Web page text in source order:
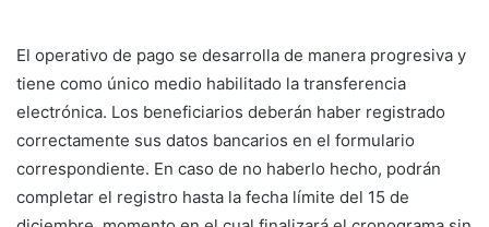
El operativo de pago se desarrolla de manera progresiva y
tiene como único medio habilitado la transferencia
electrónica. Los beneficiarios deberán haber registrado
correctamente sus datos bancarios en el formulario
correspondiente. En caso de no haberlo hecho, podrán
completar el registro hasta la fecha límite del 15 de